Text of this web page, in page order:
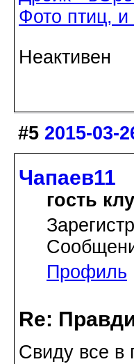
Фото птиц, и
Неактивен
#5 2015-03-
Чапаев11
гость
Профиль
Re:
Свиду все в